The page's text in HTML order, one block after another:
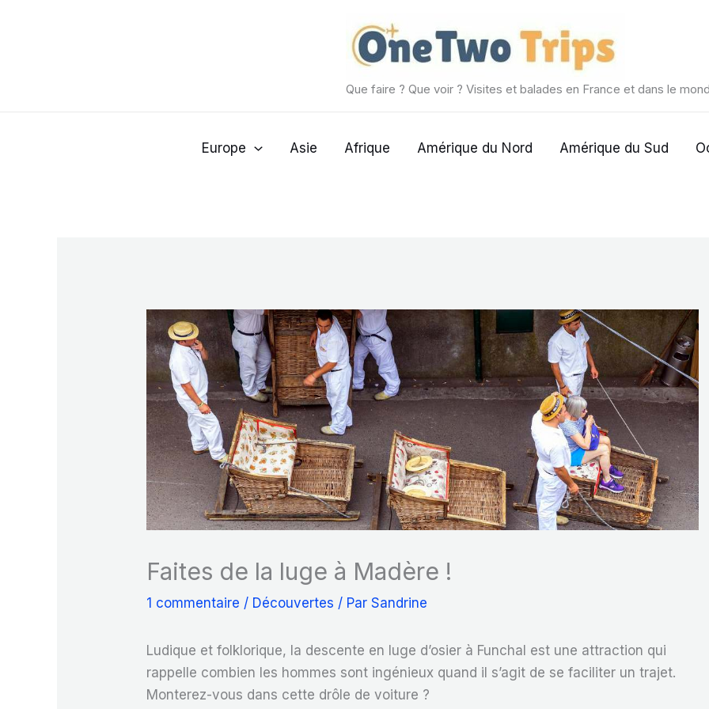
Que faire ? Que voir ? Visites et balades en France et dans le
Europe Asie Afrique Amérique du Nord Amérique du Sud
Faites de la luge à Madère !
1 commentaire / Découvertes / ParSandrine
Ludique et folklorique, la descente en luge d’osier à Funchal est une attraction qui
rappelle combien les hommes sont ingénieux quand il s’agit de se faciliter un trajet.
Monterez-vous dans cette drôle de voiture ?